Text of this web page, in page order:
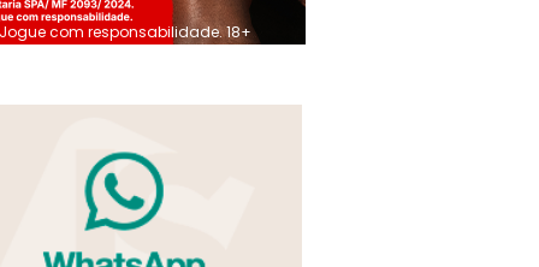
Jogue com responsabilidade. 18+